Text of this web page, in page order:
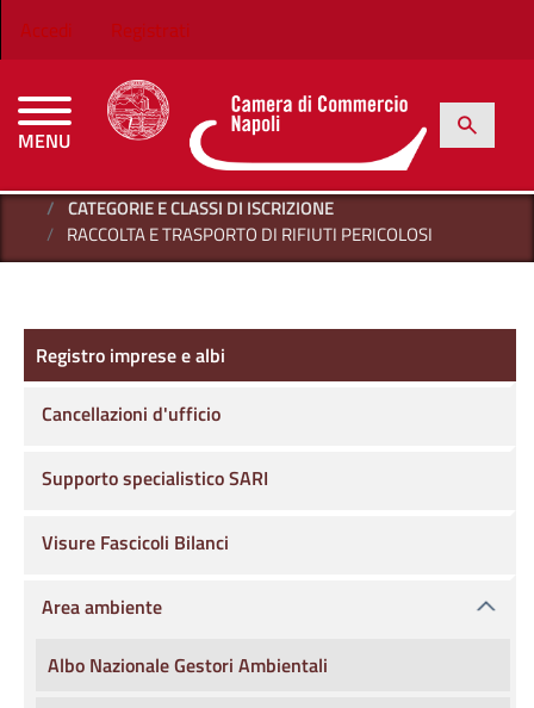
Menu profilo utente
Accedi Registrati
MENU
CAMERE DI COMMERCIO D'ITALIA
Cerca
h
CATEGORIE E CLASSI DI ISCRIZIONE
RACCOLTA E TRASPORTO DI RIFIUTI PERICOLOSI
Registro imprese e albi
Registro imprese e albi
Cancellazioni d'ufficio
Supporto specialistico SARI
Visure Fascicoli Bilanci
Area ambiente
Albo Nazionale Gestori Ambientali